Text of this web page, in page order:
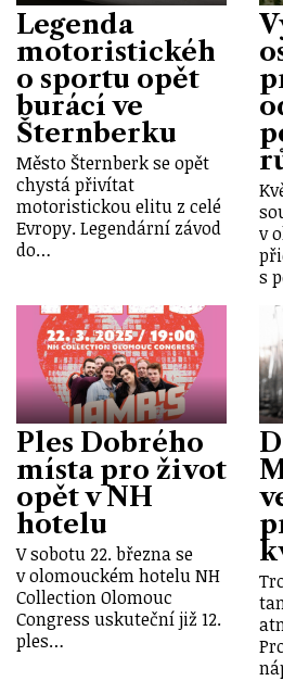
Legenda
motoristickéh
o sportu opět
burácí ve
Šternberku
Město Šternberk se opět
chystá přivítat
motoristickou elitu z celé
Evropy. Legendární závod
do…
v
s
Ples Dobrého
místa pro život
opět v NH
hotelu
V sobotu 22. března se
v olomouckém hotelu NH
Collection Olomouc
Congress uskuteční již 12.
ples…